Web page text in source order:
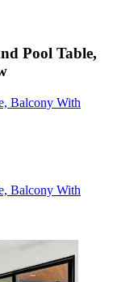
Pool Table,
Balcony With
Balcony With